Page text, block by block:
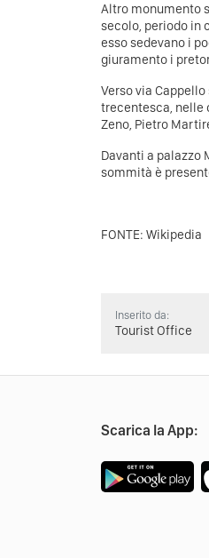
Altro monumento
secolo, periodo in
esso sedevano i
giuramento i
Verso via
trecentesca, nelle
Zeno, Pietro
Davanti a palazzo
sommità è
FONTE: Wikipedia
Inserito da:
Tourist Office
Scarica la App: